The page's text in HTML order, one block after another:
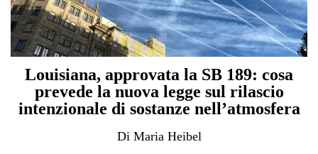
Louisiana, approvata la SB 189: cosa
prevede la nuova legge sul rilascio
intenzionale di sostanze nell’atmosfera
Di Maria Heibel